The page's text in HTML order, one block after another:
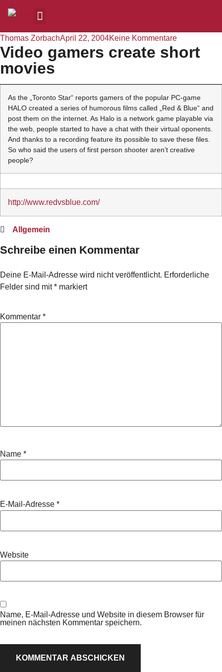
Thomas ZorbachApril 22, 2004Keine Kommentare
Video gamers create short
movies
As the „Toronto Star“ reports gamers of the popular PC-game
HALO created a series of humorous films called „Red & Blue“ and
post them on the internet. As Halo is a network game playable via
the web, people started to have a chat with their virtual oponents.
And thanks to a recording feature its possible to save these files.
So who said the users of first person shooter aren’t creative
people?
http://www.redvsblue.com/
Allgemein
Schreibe einen Kommentar
Deine E-Mail-Adresse wird nicht veröffentlicht. Erforderliche
Felder sind mit* markiert
Kommentar *
Name *
E-Mail-Adresse *
Website
Name, E-Mail-Adresse und Website in diesem Browser für
meinen nächsten Kommentar speichern.